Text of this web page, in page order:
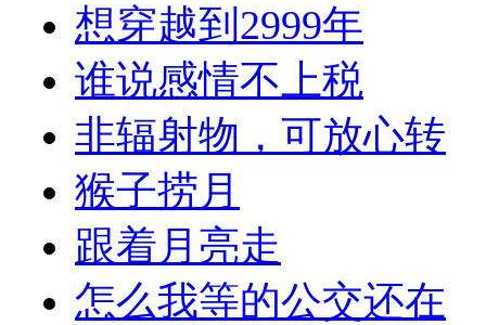
想穿越到2999年
谁说感情不上税
非辐射物，可放心转
猴子捞月
跟着月亮走
怎么我等的公交还在